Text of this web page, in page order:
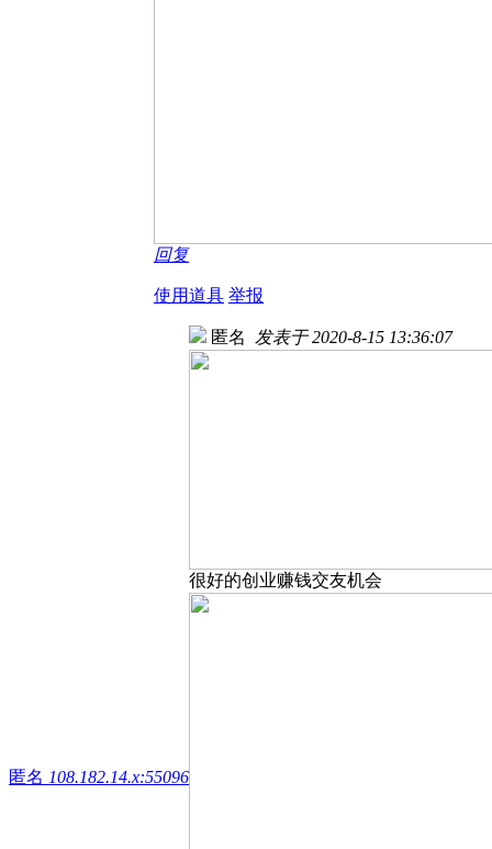
回复
使用道具 举报
匿名 108.182.14.x:55096
匿名 发表于 2020-8-15 13:36:07
很好的创业赚钱交友机会